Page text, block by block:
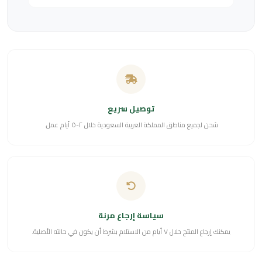
توصيل سريع
شحن لجميع مناطق المملكة العربية السعودية خلال ٢-٥ أيام عمل.
سياسة إرجاع مرنة
يمكنك إرجاع المنتج خلال ٧ أيام من الاستلام بشرط أن يكون في حالته الأصلية.